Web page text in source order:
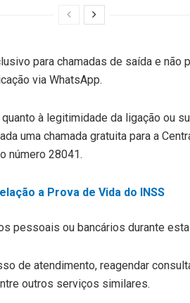
para chamadas de saída e não
via WhatsApp.
à legitimidade da ligação ou
uma chamada gratuita para a
número 28041.
a Prova de Vida do INSS
pessoais ou bancários durante
de atendimento, reagendar
outros serviços similares.